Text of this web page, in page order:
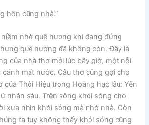
hôn cũng nhà.”
nhớ quê hương khi đang đứng
quê hương đã không còn. Đây là
của nhà thơ mới lúc bây giờ, một nỗi
mất nước. Câu thơ cũng gợi cho
của Thôi Hiệu trong Hoàng hạc lâu: Yên
nhân sầu. Trên sông khói sóng cho
xưa nhìn khói sóng mà nhớ nhà. Còn
ta tuy không thấy khói sóng cũng